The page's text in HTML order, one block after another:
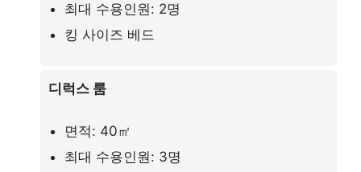
최대 수용인원: 2명
킹 사이즈 베드
디럭스 룸
면적: 40㎡
최대 수용인원: 3명